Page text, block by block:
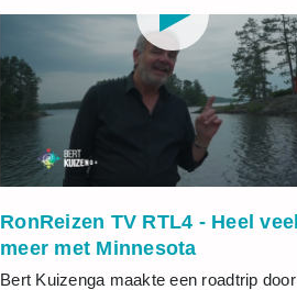
RonReizen TV RTL4 - Heel veel
meer met Minnesota
Bert Kuizenga maakte een roadtrip door